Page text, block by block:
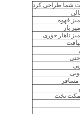
شما طراحی کرد
قهوه
بار
ناهار خوری
مسافر
تخت